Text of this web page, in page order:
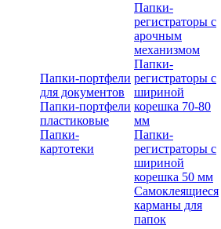
Папки-портфели
для документов
Папки-портфели
пластиковые
Папки-
картотеки
Папки-
регистраторы с
арочным
механизмом
Папки-
регистраторы с
шириной
корешка 70-80
мм
Папки-
регистраторы с
шириной
корешка 50 мм
Самоклеящиеся
карманы для
папок